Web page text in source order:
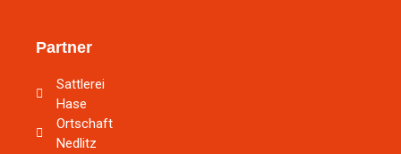
Partner
Sattlerei
Hase
Ortschaft
Nedlitz